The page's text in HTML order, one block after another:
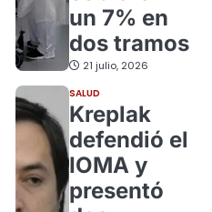
un 7% en
dos tramos
21 julio, 2026
SALUD
Kreplak
defendió el
IOMA y
presentó